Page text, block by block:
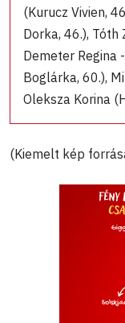
(Kurucz Vivien,
Dorka, 46.), Tóth
Demeter Regina
Boglárka, 60.),
Oleksza Korina
(Kiemelt kép